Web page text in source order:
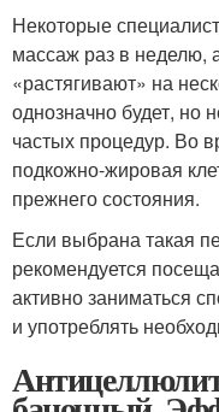
Некоторые
массаж раз в неделю,
«растягивают» на
однозначно будет, но
частых процедур. Во
подкожно-жировая
прежнего состояния.
Если выбрана такая
рекомендуется
активно заниматься
и употреблять